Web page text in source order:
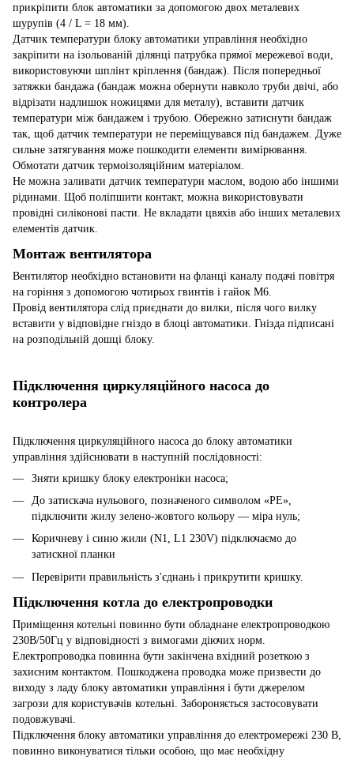
прикріпити блок автоматики за допомогою двох металевих
шурупів (4 / L = 18 мм).
Датчик температури блоку автоматики управління необхідно
закріпити на ізольованій ділянці патрубка прямої мережевої води,
використовуючи шплінт кріплення (бандаж). Після попередньої
затяжки бандажа (бандаж можна обернути навколо труби двічі, або
відрізати надлишок ножицями для металу), вставити датчик
температури між бандажем і трубою. Обережно затиснути бандаж
так, щоб датчик температури не переміщувався під бандажем. Дуже
сильне затягування може пошкодити елементи вимірювання.
Обмотати датчик термоізоляційним матеріалом.
Не можна заливати датчик температури маслом, водою або іншими
рідинами. Щоб поліпшити контакт, можна використовувати
провідні силіконові пасти. Не вкладати цвяхів або інших металевих
елементів датчик.
Монтаж вентилятора
Вентилятор необхідно встановити на фланці каналу подачі повітря
на горіння з допомогою чотирьох гвинтів і гайок М6.
Провід вентилятора слід приєднати до вилки, після чого вилку
вставити у відповідне гніздо в блоці автоматики. Гнізда підписані
на розподільній дошці блоку.
Підключення циркуляційного насоса до
контролера
Підключення циркуляційного насоса до блоку автоматики
управління здійснювати в наступній послідовності:
Зняти кришку блоку електроніки насоса;
До затискача нульового, позначеного символом «РЕ»,
підключити жилу зелено-жовтого кольору — міра нуль;
Коричневу і синю жили (N1, L1 230V) підключаємо до
затискної планки
Перевірити правильність з'єднань і прикрутити кришку.
Підключення котла до електропроводки
Приміщення котельні повинно бути обладнане електропроводкою
230В/50Гц у відповідності з вимогами діючих норм.
Електропроводка повинна бути закінчена вхідний розеткою з
захисним контактом. Пошкоджена проводка може призвести до
виходу з ладу блоку автоматики управління і бути джерелом
загрози для користувачів котельні. Забороняється застосовувати
подовжувачі.
Підключення блоку автоматики управління до електромережі 230 В,
повинно виконуватися тільки особою, що має необхідну